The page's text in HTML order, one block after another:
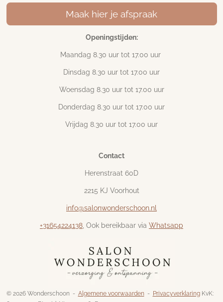
Maak hier je afspraak
Openingstijden:
Maandag 8.30 uur tot 17.00 uur
Dinsdag 8.30 uur tot 17.00 uur
Woensdag 8.30 uur tot 17.00 uur
Donderdag 8.30 uur tot 17.00 uur
Vrijdag 8.30 uur tot 17.00 uur
Contact
Herenstraat 60D
2215 KJ Voorhout
info@salonwonderschoon.nl
+31654224138, Ook bereikbaar via Whatsapp
© 2026 Wonderschoon - Algemene voorwaarden- PrivacyverklaringKvK: